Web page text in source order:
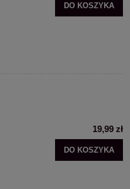
DO KOSZYKA
19,99 zł
DO KOSZYKA